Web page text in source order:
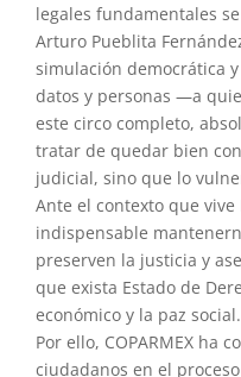
legales fundamentales
Arturo Pueblita
simulación democrática
datos y personas —a
este circo completo,
tratar de quedar bien
judicial, sino que lo
Ante el contexto que
indispensable
preserven la justicia y
que exista Estado de
económico y la paz social.
Por ello, COPARMEX ha
ciudadanos en el